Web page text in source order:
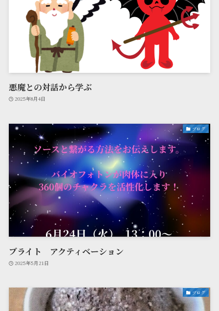
悪魔との対話から学ぶ
2025年8月4日
ブログ
ブライト アクティベーション
2025年5月21日
ブログ